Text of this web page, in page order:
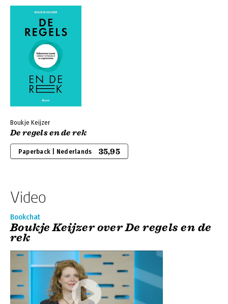
Boukje Keijzer
De regels en de rek
Paperback | Nederlands 35,95
Video
Bookchat
Boukje Keijzer over De regels en de
rek